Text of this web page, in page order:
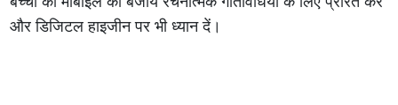
और डिजिटल हाइजीन पर भी ध्यान दें।